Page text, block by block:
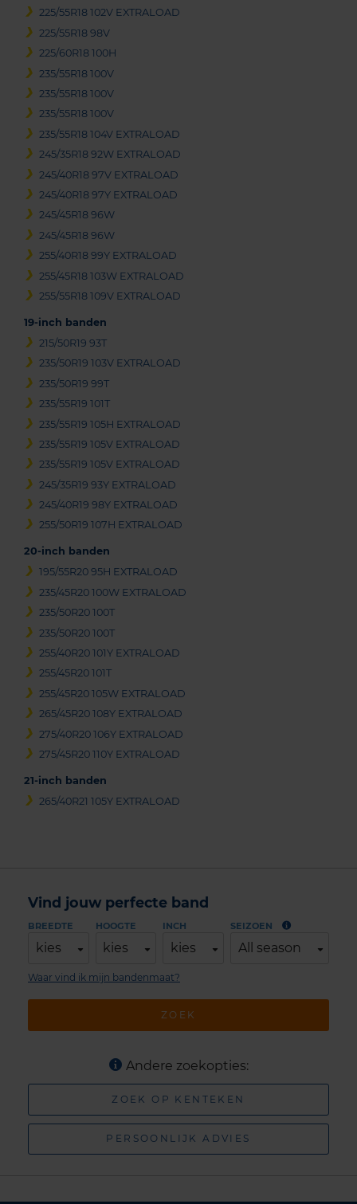
225/55R18 102V EXTRALOAD
225/55R18 98V
225/60R18 100H
235/55R18 100V
235/55R18 100V
235/55R18 100V
235/55R18 104V EXTRALOAD
245/35R18 92W EXTRALOAD
245/40R18 97V EXTRALOAD
245/40R18 97Y EXTRALOAD
245/45R18 96W
245/45R18 96W
255/40R18 99Y EXTRALOAD
255/45R18 103W EXTRALOAD
255/55R18 109V EXTRALOAD
19-inch banden
215/50R19 93T
235/50R19 103V EXTRALOAD
235/50R19 99T
235/55R19 101T
235/55R19 105H EXTRALOAD
235/55R19 105V EXTRALOAD
235/55R19 105V EXTRALOAD
245/35R19 93Y EXTRALOAD
245/40R19 98Y EXTRALOAD
255/50R19 107H EXTRALOAD
20-inch banden
195/55R20 95H EXTRALOAD
235/45R20 100W EXTRALOAD
235/50R20 100T
235/50R20 100T
255/40R20 101Y EXTRALOAD
255/45R20 101T
255/45R20 105W EXTRALOAD
265/45R20 108Y EXTRALOAD
275/40R20 106Y EXTRALOAD
275/45R20 110Y EXTRALOAD
21-inch banden
265/40R21 105Y EXTRALOAD
Vind jouw perfecte band
BREEDTE
kies
HOOGTE
kies
INCH
kies
SEIZOEN
All season
ZOEK
Waar vind ik mijn bandenmaat?
Andere zoekopties:
ZOEK OP KENTEKEN
PERSOONLIJK ADVIES